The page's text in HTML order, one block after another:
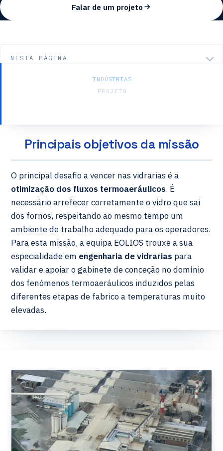
Falar de um projeto
INDÚSTRIAS
PROJETO
NESTA PÁGINA
Principais objetivos da missão
O principal desafio a vencer nas vidrarias é a
otimização dos fluxos termoaeráulicos. É
necessário arrefecer corretamente o vidro que sai
dos fornos, respeitando ao mesmo tempo um
ambiente de trabalho adequado para os operadores.
Para esta missão, a equipa EOLIOS trouxe a sua
especialidade em engenharia de vidrarias para
validar e apoiar o gabinete de conceção no domínio
dos fenómenos termoaeráulicos induzidos pelas
diferentes etapas de fabrico a temperaturas muito
elevadas.